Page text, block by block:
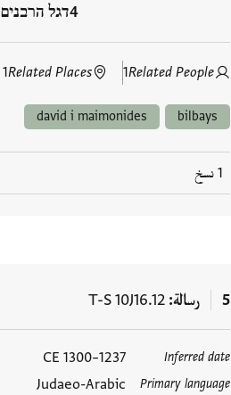
דגל
Related People
1
Related Places
1
bilbays
david i maimonides
1 نسخ
5 رسالة T-S 10J16.12
Inferred date
1237–1300 CE
Primary language
Judaeo-Arabic
العلامات